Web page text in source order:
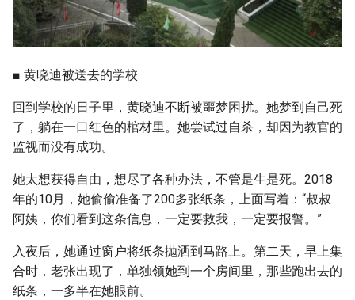
■ 黄晓迪被送去的学校
回到学校的日子里，黄晓迪不断被噩梦困扰。她梦到自己死
了，躺在一口红色的棺材里。她尝试过自杀，却因为教官的
监视而没有成功。
她太想获得自由，想尽了各种办法，不管是生是死。2018
年的10月，她偷偷准备了200多张纸条，上面写着：“叔叔
阿姨，你们看到这条信息，一定要救我，一定要报警。”
入夜后，她通过窗户将纸条抛洒到马路上。第二天，早上集
合时，老张出现了，单独领她到一个房间里，那些跑出去的
纸条，一多半在她眼前。